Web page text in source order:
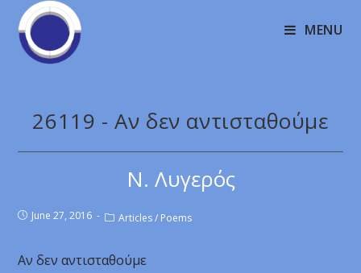
MENU
26119 - Αν δεν αντισταθούμε
Ν. Λυγερός
June 27, 2016 Articles / Poems
Αν δεν αντισταθούμε